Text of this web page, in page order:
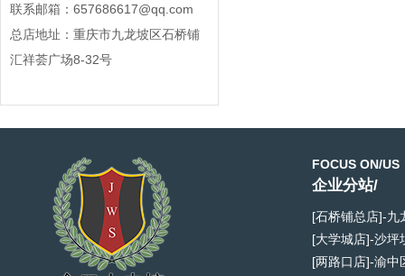
联系邮箱：657686617@qq.com
总店地址：重庆市九龙坡区石桥铺
汇祥荟广场8-32号
FOCUS ON/US
企业分站/
[石桥铺总店]-九
[大学城店]-沙坪
[两路口店]-渝中